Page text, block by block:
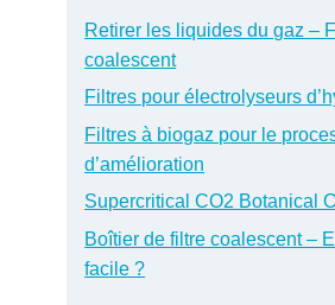
Retirer les liquides du gaz –
coalescent
Filtres pour électrolyseurs
Filtres à biogaz pour le
d’amélioration
Supercritical CO2 Botanical
Boîtier de filtre coalescent –
facile ?